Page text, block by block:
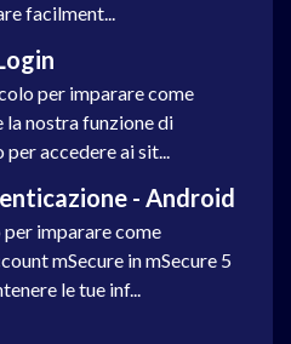
facilment...
per imparare come
nostra funzione di
accedere ai sit...
- Android
imparare come
mSecure in mSecure 5
le tue inf...